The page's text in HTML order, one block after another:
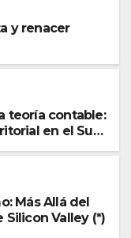
y renacer
teoría contable:
en el Sur
Más Allá del
Silicon Valley (*)